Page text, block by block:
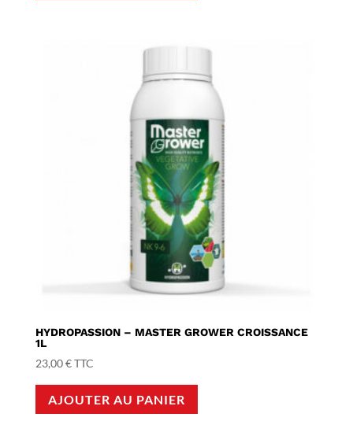
HYDROPASSION – MASTER GROWER CROISSANCE
1L
23,00€TTC
AJOUTER AU PANIER